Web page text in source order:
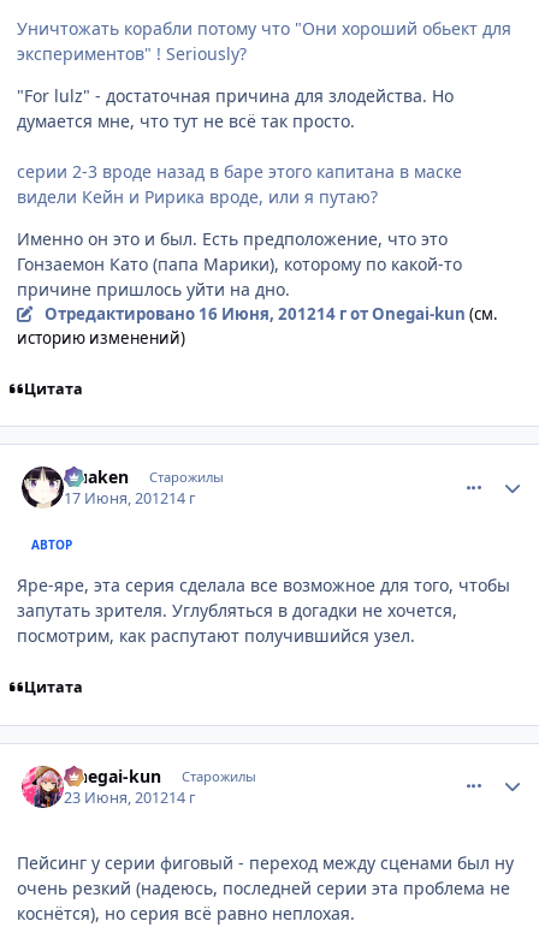
Уничтожать корабли потому что "Они хороший обьект для
экспериментов" ! Seriously?
"For lulz" - достаточная причина для злодейства. Но
думается мне, что тут не всё так просто.
серии 2-3 вроде назад в баре этого капитана в маске
видели Кейн и Ририка вроде, или я путаю?
Именно он это и был. Есть предположение, что это
Гонзаемон Като (папа Марики), которому по какой-то
причине пришлось уйти на дно.
Отредактировано 16 Июня, 201214 гот Onegai-kun (см.
историю изменений)
Цитата
Quaken Старожилы
17 Июня, 201214 г
АВТОР
Яре-яре, эта серия сделала все возможное для того, чтобы
запутать зрителя. Углубляться в догадки не хочется,
посмотрим, как распутают получившийся узел.
Цитата
Onegai-kun Старожилы
23 Июня, 201214 г
Пейсинг у серии фиговый - переход между сценами был ну
очень резкий (надеюсь, последней серии эта проблема не
коснётся), но серия всё равно неплохая.